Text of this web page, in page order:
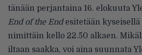
tänään perjantaina 16. elokuuta
End of the Endesitetään kyseisellä
nimittäin kello 22.50 alkaen.
iltaan saakka, voi aina suunnata